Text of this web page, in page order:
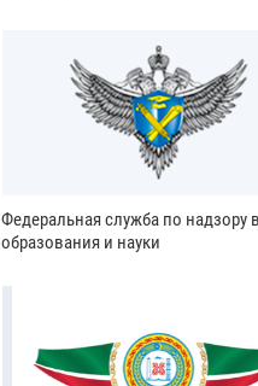
Федеральная служба по надзору
образования и науки